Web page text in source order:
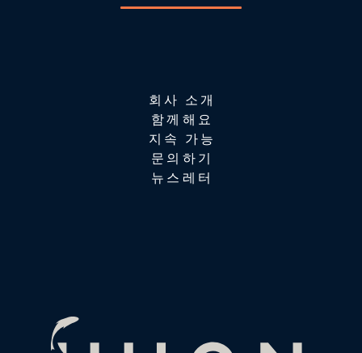
회사 소개
함께해요
지속 가능
문의하기
뉴스레터